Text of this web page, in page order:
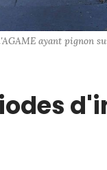
ayant pignon